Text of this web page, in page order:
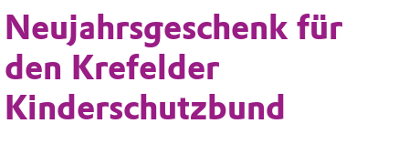
Neujahrsgeschenk für
den Krefelder
Kinderschutzbund